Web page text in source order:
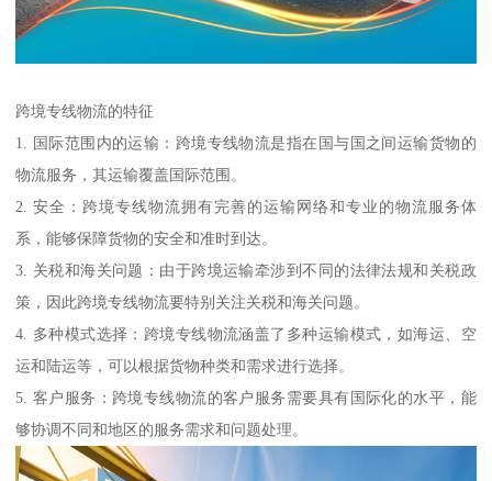
跨境专线物流的特征
1. 国际范围内的运输：跨境专线物流是指在国与国之间运输货物的
物流服务，其运输覆盖国际范围。
2. 安全：跨境专线物流拥有完善的运输网络和专业的物流服务体
系，能够保障货物的安全和准时到达。
3. 关税和海关问题：由于跨境运输牵涉到不同的法律法规和关税政
策，因此跨境专线物流要特别关注关税和海关问题。
4. 多种模式选择：跨境专线物流涵盖了多种运输模式，如海运、空
运和陆运等，可以根据货物种类和需求进行选择。
5. 客户服务：跨境专线物流的客户服务需要具有国际化的水平，能
够协调不同和地区的服务需求和问题处理。